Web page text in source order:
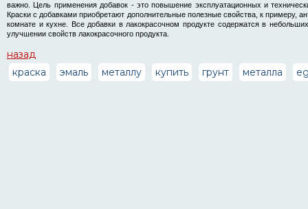
важно. Цель применения добавок - это повышение эксплуатационных и
Краски с добавками приобретают дополнительные полезные свойства, к примеру,
комнате и кухне. Все добавки в лакокрасочном продукте содержатся в
улучшении свойств лакокрасочного продукта.
назад
краска
эмаль металлу купить грунт металла